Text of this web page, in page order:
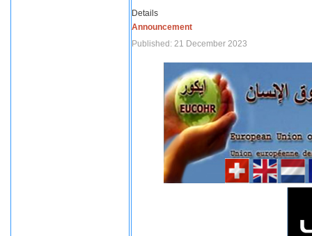
Details
Announcement
Published: 21 December 2023